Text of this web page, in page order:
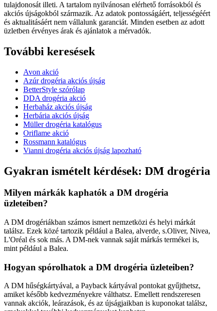
tulajdonosát illeti. A tartalom nyilvánosan elérhető forrásokból és
akciós újságokból származik. Az adatok pontosságáért, teljességéért
és aktualitásáért nem vállalunk garanciát. Minden esetben az adott
üzletben érvényes árak és ajánlatok a mérvadók.
További keresések
Avon akció
Azúr drogéria akciós újság
BetterStyle szórólap
DDA drogéria akció
Herbaház akciós újság
Herbária akciós újság
Müller drogéria katalógus
Oriflame akció
Rossmann katalógus
Vianni drogéria akciós újság lapozható
Gyakran ismételt kérdések: DM drogéria
Milyen márkák kaphatók a DM drogéria
üzleteiben?
A DM drogériákban számos ismert nemzetközi és helyi márkát
találsz. Ezek közé tartozik például a Balea, alverde, s.Oliver, Nivea,
L'Oréal és sok más. A DM-nek vannak saját márkás termékei is,
mint például a Balea.
Hogyan spórolhatok a DM drogéria üzleteiben?
A DM hűségkártyával, a Payback kártyával pontokat gyűjthetsz,
amiket később kedvezményekre válthatsz. Emellett rendszeresen
vannak akciók, leárazások, és az újságjaikban is kuponokat találsz,